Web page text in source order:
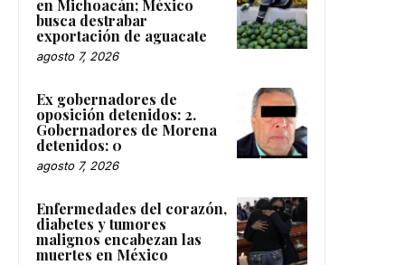
en Michoacán; México
busca destrabar
exportación de aguacate
agosto 7, 2026
Ex gobernadores de
oposición detenidos: 2.
Gobernadores de Morena
detenidos: 0
agosto 7, 2026
Enfermedades del corazón,
diabetes y tumores
malignos encabezan las
muertes en México